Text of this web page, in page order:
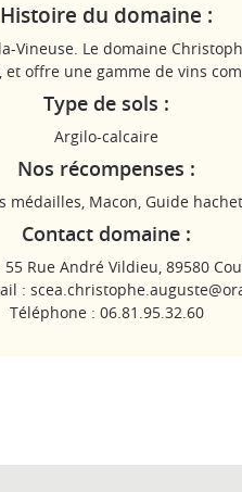
Histoire du domaine :
Vineuse. Le domaine
et offre une gamme de vins
Type de sols :
Argilo-calcaire
Nos récompenses :
médailles, Macon, Guide
Contact domaine :
Rue André Vildieu, 89580
:
Téléphone : 06.81.95.32.60